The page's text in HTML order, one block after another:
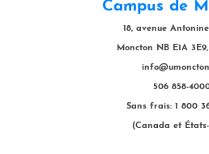
Campus de
18, avenue
Moncton NB E1A
506 858-
Sans frais: 1 800
(Canada et